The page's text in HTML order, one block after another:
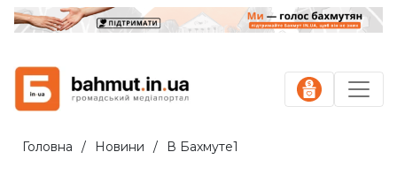
Головна Новини В Бахмуте1